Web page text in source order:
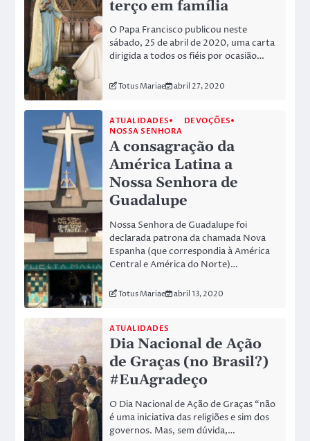
terço em família
O Papa Francisco publicou neste
sábado, 25 de abril de 2020, uma carta
dirigida a todos os fiéis por ocasião…
Totus Mariae abril 27, 2020
ATUALIDADES
DEVOÇÕES
NOSSA SENHORA
A consagração da
América Latina a
Nossa Senhora de
Guadalupe
Nossa Senhora de Guadalupe foi
declarada patrona da chamada Nova
Espanha (que correspondia à América
Central e América do Norte)…
Totus Mariae abril 13, 2020
ATUALIDADES
Dia Nacional de Ação
de Graças (no Brasil?)
#EuAgradeço
O Dia Nacional de Ação de Graças “não
é uma iniciativa das religiões e sim dos
governos. Mas, sem dúvida,…